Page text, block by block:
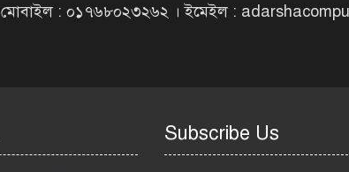
মোবাইল : ০১৭৬৮০২৩২৬২ । ইমেইল :
Subscribe Us